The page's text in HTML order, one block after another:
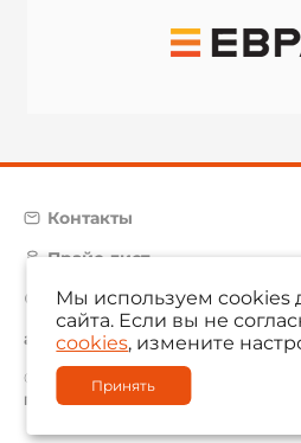
Контакты
Прайс-лист
Карта сайта
aam@aamsystems.ru
© 2004 — 2026 «AAM Systems»
Политика обработки персональных
Мы используем cookies
сайта. Если вы не
cookies, измените
Принять